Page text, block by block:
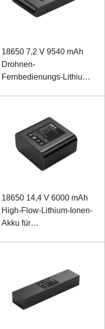
18650 7,2 V 9540 mAh
Drohnen-
Fernbedienungs-Lithium-
18650 14,4 V 6000 mAh
High-Flow-Lithium-Ionen-
Akku für